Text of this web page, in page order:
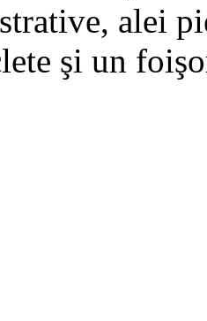
alei
şi un